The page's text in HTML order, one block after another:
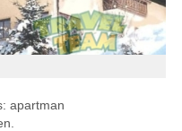
apartman